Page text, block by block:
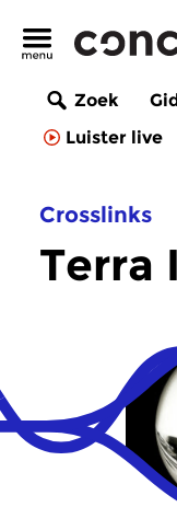
Zoek
Luister live
Crosslinks
Terra